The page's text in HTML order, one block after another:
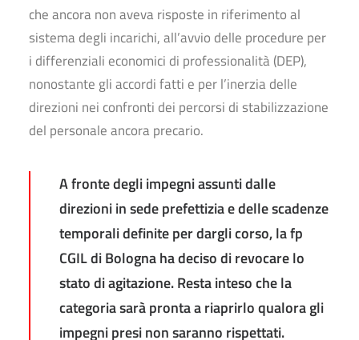
che ancora non aveva risposte in riferimento al
sistema degli incarichi, all’avvio delle procedure per
i differenziali economici di professionalità (DEP),
nonostante gli accordi fatti e per l’inerzia delle
direzioni nei confronti dei percorsi di stabilizzazione
del personale ancora precario.
A fronte degli impegni assunti dalle
direzioni in sede prefettizia e delle scadenze
temporali definite per dargli corso, la fp
CGIL di Bologna ha deciso di revocare lo
stato di agitazione. Resta inteso che la
categoria sarà pronta a riaprirlo qualora gli
impegni presi non saranno rispettati.